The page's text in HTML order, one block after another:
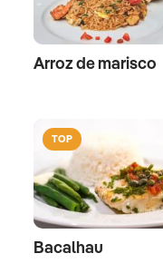
slnečníky
BABIES
Opatrovateľka:
Arroz de marisco
TOP
Bacalhau